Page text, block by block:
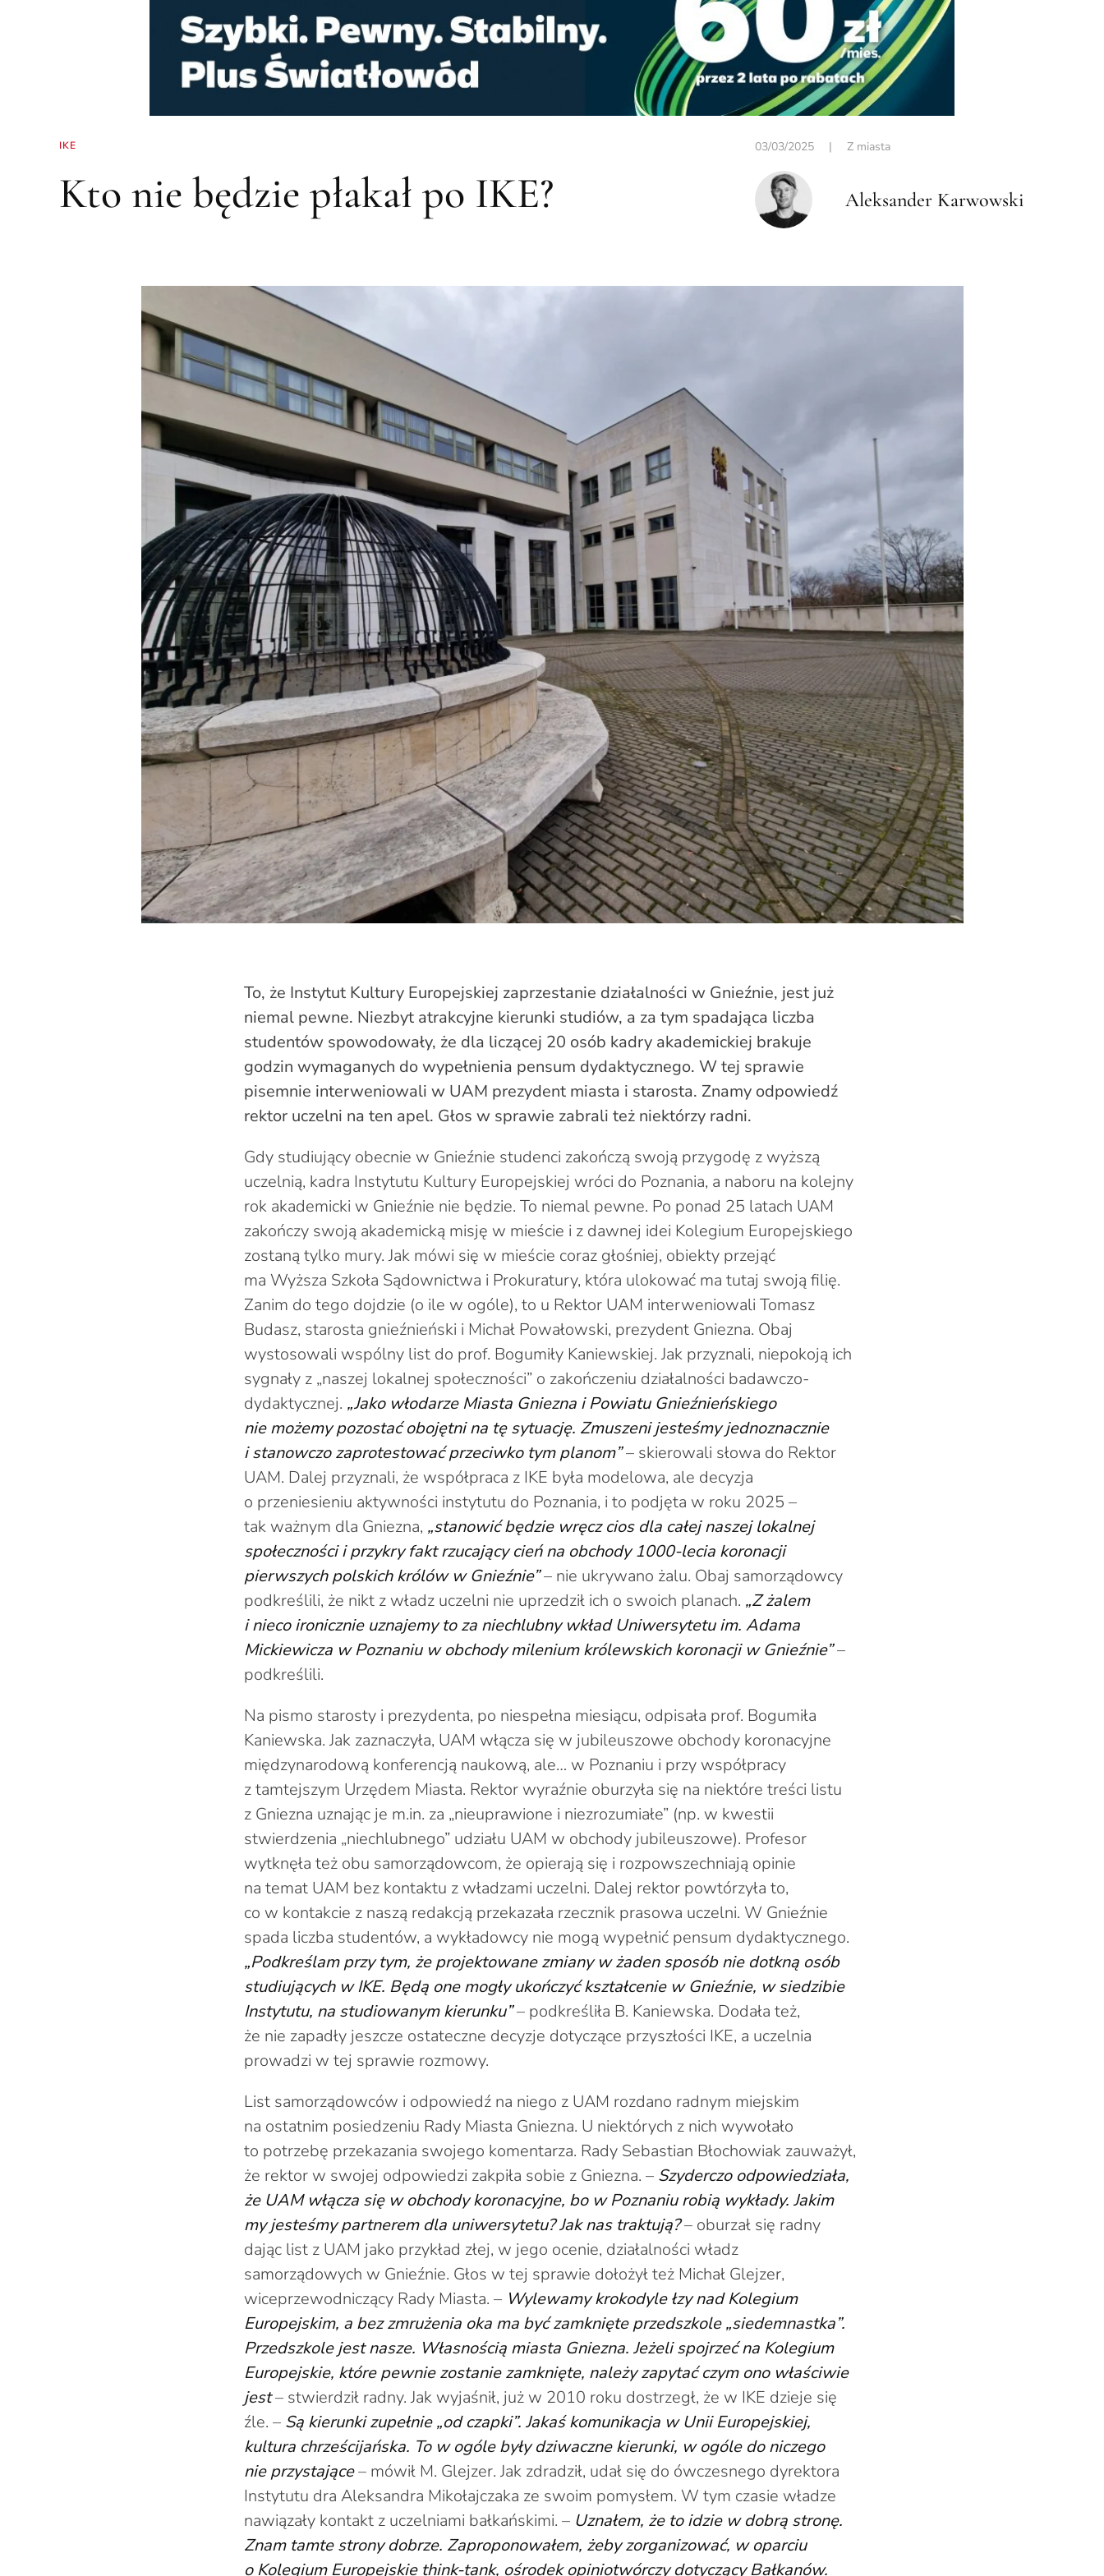
IKE
Kto nie będzie płakał po IKE?
03/03/2025| Z miasta
Aleksander Karwowski
To, że Instytut Kultury Europejskiej zaprzestanie działalności w Gnieźnie, jest już
niemal pewne. Niezbyt atrakcyjne kierunki studiów, a za tym spadająca liczba
studentów spowodowały, że dla liczącej 20 osób kadry akademickiej brakuje
godzin wymaganych do wypełnienia pensum dydaktycznego. W tej sprawie
pisemnie interweniowali w UAM prezydent miasta i starosta. Znamy odpowiedź
rektor uczelni na ten apel. Głos w sprawie zabrali też niektórzy radni.
Gdy studiujący obecnie w Gnieźnie studenci zakończą swoją przygodę z wyższą
uczelnią, kadra Instytutu Kultury Europejskiej wróci do Poznania, a naboru na kolejny
rok akademicki w Gnieźnie nie będzie. To niemal pewne. Po ponad 25 latach UAM
zakończy swoją akademicką misję w mieście i z dawnej idei Kolegium Europejskiego
zostaną tylko mury. Jak mówi się w mieście coraz głośniej, obiekty przejąć
ma Wyższa Szkoła Sądownictwa i Prokuratury, która ulokować ma tutaj swoją filię.
Zanim do tego dojdzie (o ile w ogóle), to u Rektor UAM interweniowali Tomasz
Budasz, starosta gnieźnieński i Michał Powałowski, prezydent Gniezna. Obaj
wystosowali wspólny list do prof. Bogumiły Kaniewskiej. Jak przyznali, niepokoją ich
sygnały z „naszej lokalnej społeczności” o zakończeniu działalności badawczo-
dydaktycznej. „Jako włodarze Miasta Gniezna i Powiatu Gnieźnieńskiego
nie możemy pozostać obojętni na tę sytuację. Zmuszeni jesteśmy jednoznacznie
i stanowczo zaprotestować przeciwko tym planom”– skierowali słowa do Rektor
UAM. Dalej przyznali, że współpraca z IKE była modelowa, ale decyzja
o przeniesieniu aktywności instytutu do Poznania, i to podjęta w roku 2025 –
tak ważnym dla Gniezna, „stanowić będzie wręcz cios dla całej naszej lokalnej
społeczności i przykry fakt rzucający cień na obchody 1000-lecia koronacji
pierwszych polskich królów w Gnieźnie”– nie ukrywano żalu. Obaj samorządowcy
podkreślili, że nikt z władz uczelni nie uprzedził ich o swoich planach. „Z żalem
i nieco ironicznie uznajemy to za niechlubny wkład Uniwersytetu im. Adama
Mickiewicza w Poznaniu w obchody milenium królewskich koronacji w Gnieźnie”–
podkreślili.
Na pismo starosty i prezydenta, po niespełna miesiącu, odpisała prof. Bogumiła
Kaniewska. Jak zaznaczyła, UAM włącza się w jubileuszowe obchody koronacyjne
międzynarodową konferencją naukową, ale… w Poznaniu i przy współpracy
z tamtejszym Urzędem Miasta. Rektor wyraźnie oburzyła się na niektóre treści listu
z Gniezna uznając je m.in. za „nieuprawione i niezrozumiałe” (np. w kwestii
stwierdzenia „niechlubnego” udziału UAM w obchody jubileuszowe). Profesor
wytknęła też obu samorządowcom, że opierają się i rozpowszechniają opinie
na temat UAM bez kontaktu z władzami uczelni. Dalej rektor powtórzyła to,
co w kontakcie z naszą redakcją przekazała rzecznik prasowa uczelni. W Gnieźnie
spada liczba studentów, a wykładowcy nie mogą wypełnić pensum dydaktycznego.
„Podkreślam przy tym, że projektowane zmiany w żaden sposób nie dotkną osób
studiujących w IKE. Będą one mogły ukończyć kształcenie w Gnieźnie, w siedzibie
Instytutu, na studiowanym kierunku”– podkreśliła B. Kaniewska. Dodała też,
że nie zapadły jeszcze ostateczne decyzje dotyczące przyszłości IKE, a uczelnia
prowadzi w tej sprawie rozmowy.
List samorządowców i odpowiedź na niego z UAM rozdano radnym miejskim
na ostatnim posiedzeniu Rady Miasta Gniezna. U niektórych z nich wywołało
to potrzebę przekazania swojego komentarza. Rady Sebastian Błochowiak zauważył,
że rektor w swojej odpowiedzi zakpiła sobie z Gniezna. – Szyderczo odpowiedziała,
że UAM włącza się w obchody koronacyjne, bo w Poznaniu robią wykłady. Jakim
my jesteśmy partnerem dla uniwersytetu? Jak nas traktują?– oburzał się radny
dając list z UAM jako przykład złej, w jego ocenie, działalności władz
samorządowych w Gnieźnie. Głos w tej sprawie dołożył też Michał Glejzer,
wiceprzewodniczący Rady Miasta. – Wylewamy krokodyle łzy nad Kolegium
Europejskim, a bez zmrużenia oka ma być zamknięte przedszkole „siedemnastka”.
Przedszkole jest nasze. Własnością miasta Gniezna. Jeżeli spojrzeć na Kolegium
Europejskie, które pewnie zostanie zamknięte, należy zapytać czym ono właściwie
jest– stwierdził radny. Jak wyjaśnił, już w 2010 roku dostrzegł, że w IKE dzieje się
źle. – Są kierunki zupełnie „od czapki”. Jakaś komunikacja w Unii Europejskiej,
kultura chrześcijańska. To w ogóle były dziwaczne kierunki, w ogóle do niczego
nie przystające– mówił M. Glejzer. Jak zdradził, udał się do ówczesnego dyrektora
Instytutu dra Aleksandra Mikołajczaka ze swoim pomysłem. W tym czasie władze
nawiązały kontakt z uczelniami bałkańskimi. – Uznałem, że to idzie w dobrą stronę.
Znam tamte strony dobrze. Zaproponowałem, żeby zorganizować, w oparciu
o Kolegium Europejskie think-tank, ośrodek opiniotwórczy dotyczący Bałkanów.